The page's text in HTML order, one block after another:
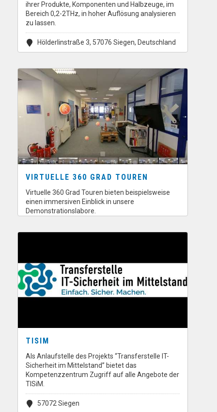
ihrer Produkte, Komponenten und Halbzeuge, im
Bereich 0,2-2THz, in hoher Auflösung analysieren
zu lassen.
Hölderlinstraße 3, 57076 Siegen, Deutschland
VIRTUELLE 360 GRAD TOUREN
Virtuelle 360 Grad Touren bieten beispielsweise
einen immersiven Einblick in unsere
Demonstrationslabore.
TISIM
Als Anlaufstelle des Projekts “Transferstelle IT-
Sicherheit im Mittelstand” bietet das
Kompetenzzentrum Zugriff auf alle Angebote der
TISiM.
57072 Siegen